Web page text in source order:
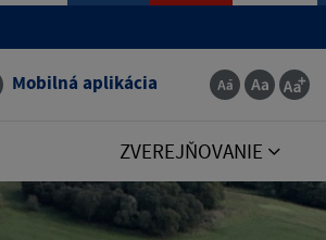
Mobilná aplikácia
ZVEREJŇOVANIE